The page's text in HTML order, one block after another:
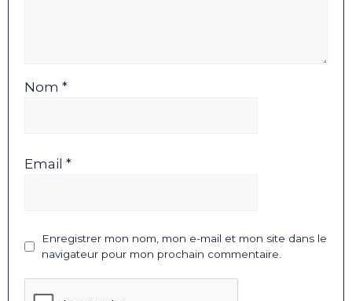
Nom *
Email *
Enregistrer mon nom, mon e-mail et mon site dans le
navigateur pour mon prochain commentaire.